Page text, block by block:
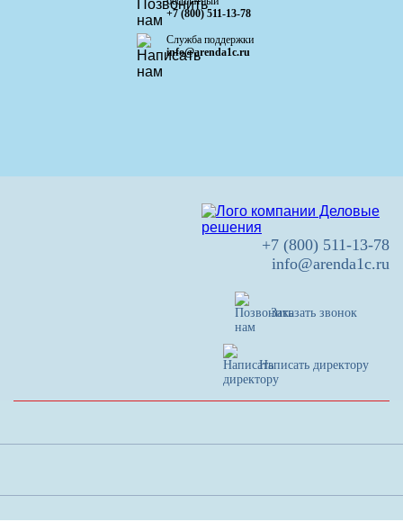
+7 (800) 511-13-78
Служба поддержки
info@arenda1c.ru
+7 (800) 511-13-78
info@arenda1c.ru
Заказать звонок
Написать директору